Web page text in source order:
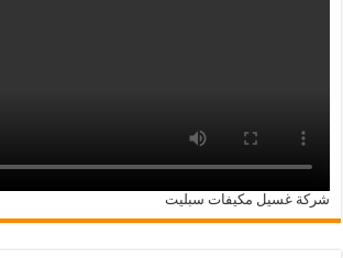
شركة غسيل مكيفات سبليت